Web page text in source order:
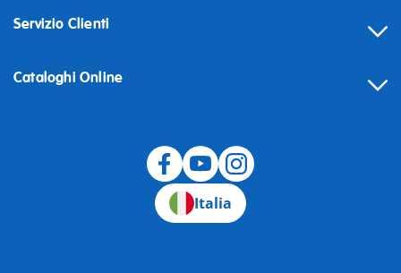
Servizio Clienti
Cataloghi Online
Italia